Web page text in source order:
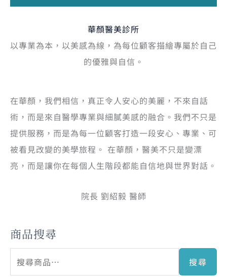
華顏醫美診所
以專業為本，以美感為線，為每位顧客描繪專屬於自己
的優雅與自信。
在華顏，我們相信，真正令人安心的美麗，不來自話
術，而是來自醫學專業與細膩美感的融合。我們不只是
提供服務，而是為每一位顧客打造一段安心、專業、可
被看見改變的美學旅程。 在華顏，醫美不只是變漂
亮，而是讓你在每個人生階段都能自信地與世界對話。
院長 劉紹毅 醫師
商品搜尋
搜尋